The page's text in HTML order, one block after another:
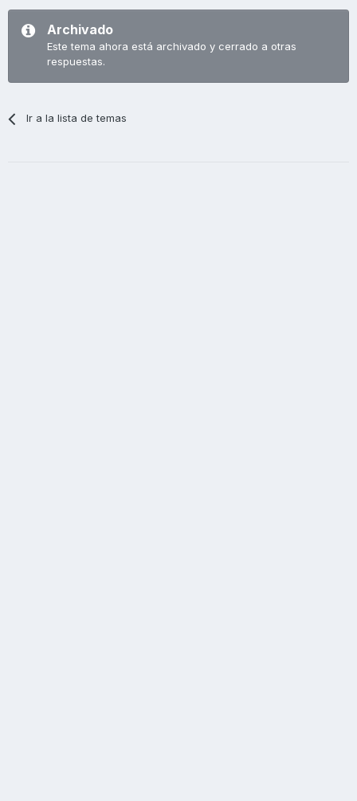
Archivado
Este tema ahora está archivado y cerrado a otras
respuestas.
Ir a la lista de temas